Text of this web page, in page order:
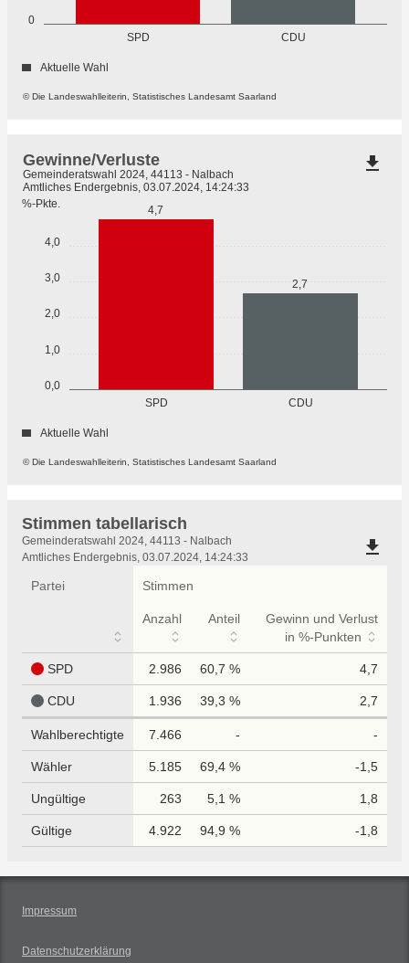
0
SPD CDU
© Die Landeswahlleiterin, Statistisches Landesamt Saarland
Aktuelle Wahl
0,0
1,0
2,0
3,0
4,0
%-Pkte.
SPD CDU
4,7
2,7
© Die Landeswahlleiterin, Statistisches Landesamt Saarland
Gewinne/Verluste
Gemeinderatswahl 2024, 44113 - Nalbach
Amtliches Endergebnis, 03.07.2024, 14:24:33
Aktuelle Wahl
file_download
Stimmen tabellarisch
Stimmen
tabellarisch
Gemeinderatswahl 2024, 44113 - Nalbach
Amtliches Endergebnis, 03.07.2024, 14:24:33
file_download
Partei Stimmen
Anzahl Anteil
Gewinn und Verlust
in %-Punkten
SPD 2.986 60,7 % 4,7
CDU 1.936 39,3 % 2,7
Wahlberechtigte 7.466 - -
Wähler 5.185 69,4 % -1,5
Ungültige 263 5,1 % 1,8
Gültige 4.922 94,9 % -1,8
Impressum
Datenschutzerklärung